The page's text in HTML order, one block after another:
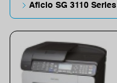
Aficio SG 3110 Series